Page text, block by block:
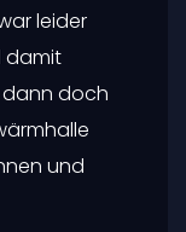
leider
damit
dann doch
und